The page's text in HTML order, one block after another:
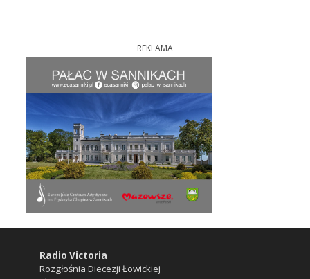
REKLAMA
Radio Victoria
Rozgłośnia Diecezji Łowickiej